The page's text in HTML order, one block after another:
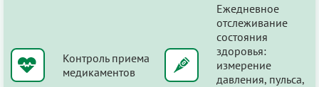
Контроль приема
медикаментов
Ежедневное
отслеживание
состояния
здоровья:
измерение
давления, пульса,